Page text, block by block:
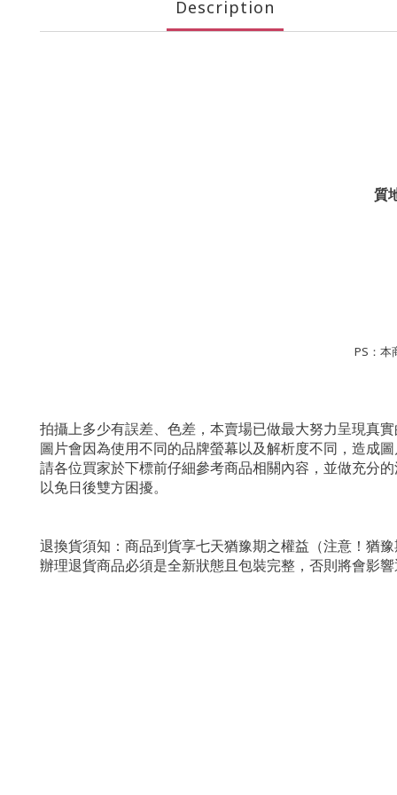
Description
質
PS：本
拍攝上多少有誤差、色差，本賣場已做最大努力呈現真實
圖片會因為使用不同的品牌螢幕以及解析度不同，造成圖
請各位買家於下標前仔細參考商品相關內容，並做充分的
以免日後雙方困擾。
退換貨須知：商品到貨享七天猶豫期之權益（注意！猶豫
辦理退貨商品必須是全新狀態且包裝完整，否則將會影響